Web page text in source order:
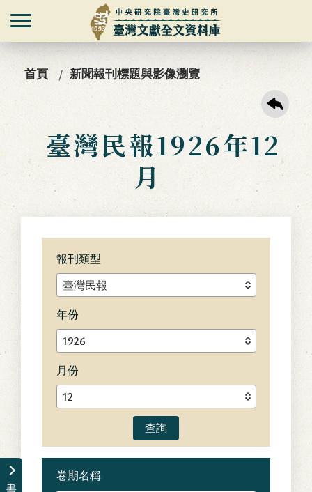
首頁 新聞報刊標題與影像瀏覽
臺灣民報1926年12
月
報刊類型
年份
月份
查詢
書
卷期名稱